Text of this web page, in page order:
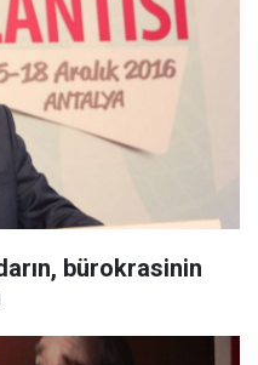
bürokrasinin